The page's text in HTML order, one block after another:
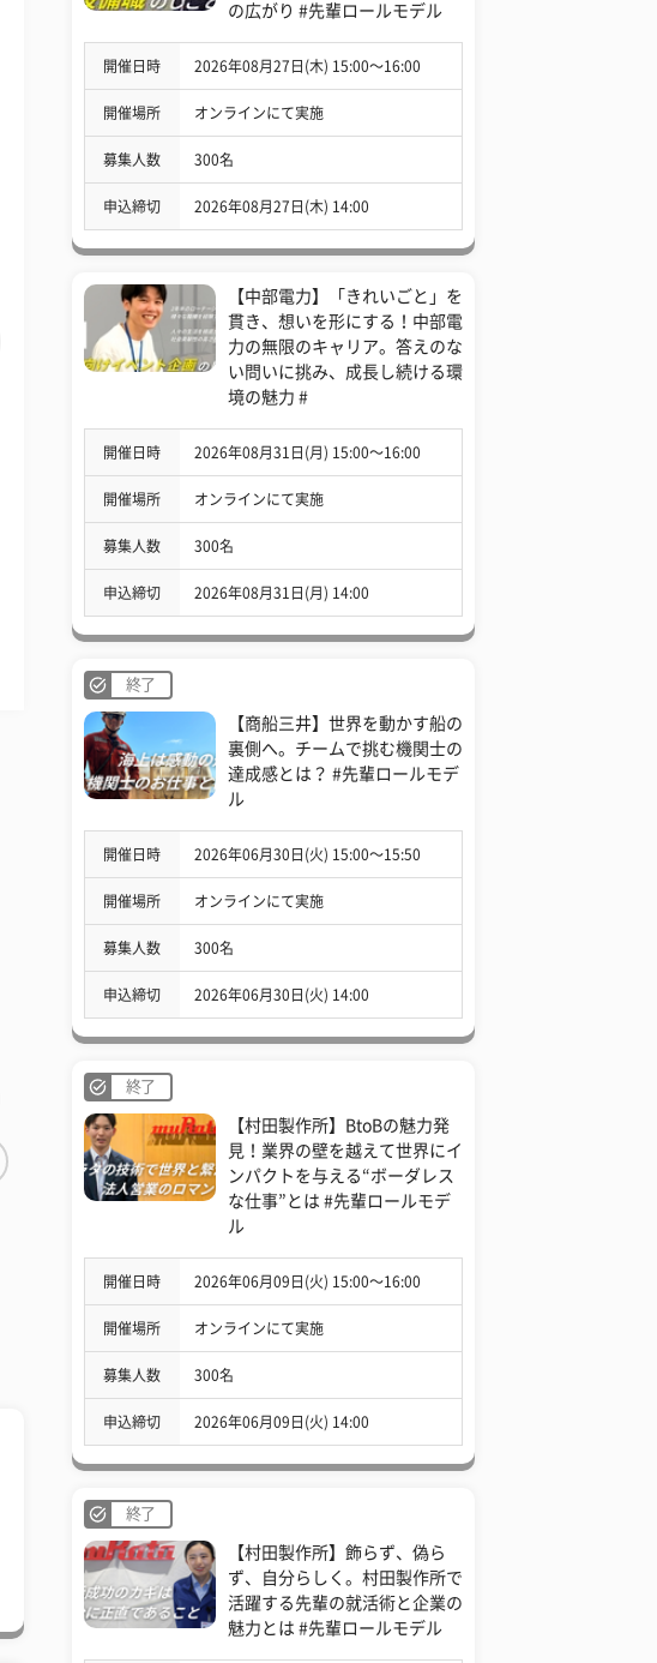
の広がり #先輩ロールモデル
開催日時 2026年08月27日(木) 15:00〜16:00
開催場所 オンラインにて実施
募集人数 300名
申込締切 2026年08月27日(木) 14:00
【中部電力】「きれいごと」を
貫き、想いを形にする！中部電
力の無限のキャリア。答えのな
い問いに挑み、成長し続ける環
境の魅力 #
開催日時 2026年08月31日(月) 15:00〜16:00
開催場所 オンラインにて実施
募集人数 300名
申込締切 2026年08月31日(月) 14:00
終了
【商船三井】世界を動かす船の
裏側へ。チームで挑む機関士の
達成感とは？ #先輩ロールモデ
ル
開催日時 2026年06月30日(火) 15:00〜15:50
開催場所 オンラインにて実施
募集人数 300名
申込締切 2026年06月30日(火) 14:00
終了
【村田製作所】BtoBの魅力発
見！業界の壁を越えて世界にイ
ンパクトを与える“ボーダレス
な仕事”とは #先輩ロールモデ
ル
開催日時 2026年06月09日(火) 15:00〜16:00
開催場所 オンラインにて実施
募集人数 300名
申込締切 2026年06月09日(火) 14:00
終了
【村田製作所】飾らず、偽ら
ず、自分らしく。村田製作所で
活躍する先輩の就活術と企業の
魅力とは #先輩ロールモデル